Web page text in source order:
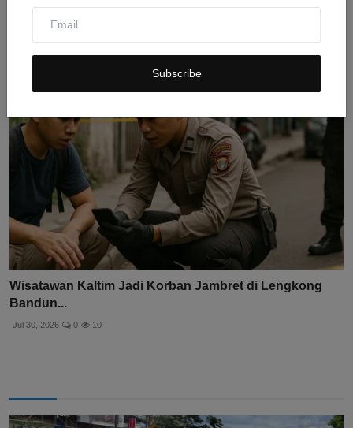
Subscribe
Pembunuhan Wali ...
Wisatawan Kaltim Jadi Korban Jambret di Lengkong
Bandun...
Jul 30, 2026 0 10